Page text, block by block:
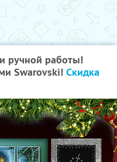
ручной работы!
Swarovski! Скидка